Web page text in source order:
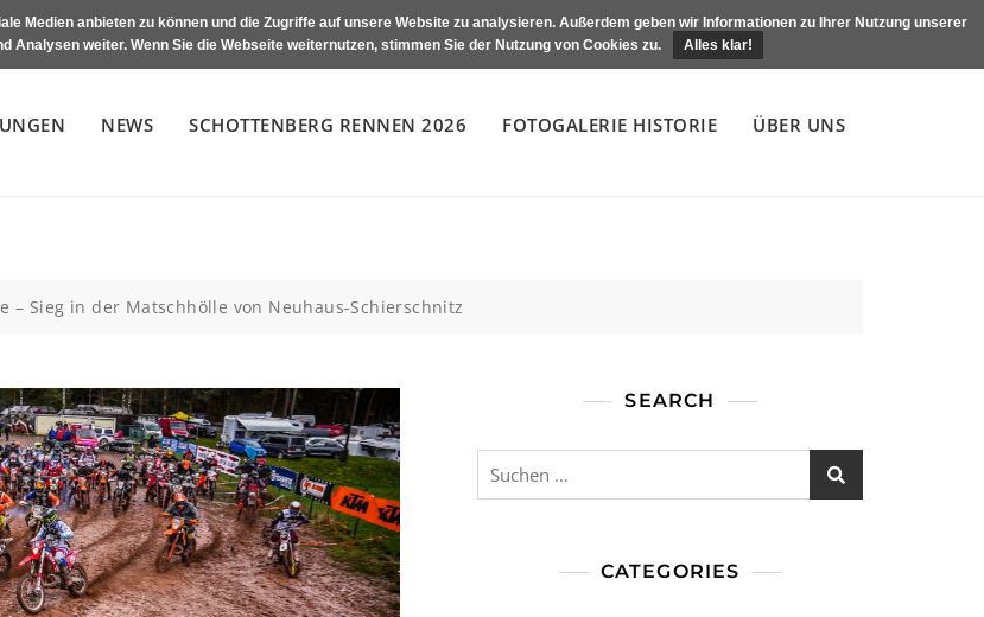
NEWS SCHOTTENBERG RENNEN 2026 FOTOGALERIE HISTORIE ÜBER UNS
– Sieg in der Matschhölle von Neuhaus-Schierschnitz
SEARCH
Suchen
CATEGORIES
Medien anbieten zu können und die Zugriffe auf unsere Website zu analysieren. Außerdem geben wir Informationen zu Ihrer Nutzung unserer
Analysen weiter. Wenn Sie die Webseite weiternutzen, stimmen Sie der Nutzung von Cookies zu.
Alles klar!